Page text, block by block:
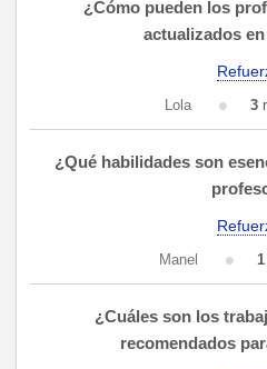
¿Cómo pueden los
actualizados
Lola 3
¿Qué habilidades son
Manel 1
¿Cuáles son los
recomendados